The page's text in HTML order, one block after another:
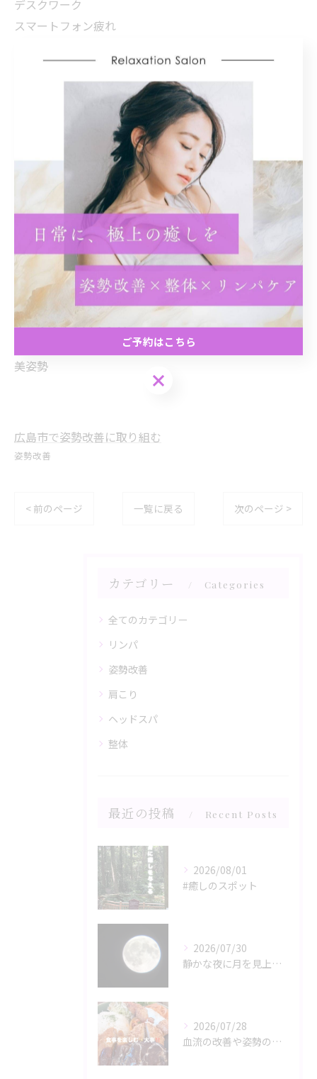
デスクワーク
スマートフォン疲れ
生活習慣
フィットネス
ダイエット
健康管理
健康維持
バランス生活
ワークライフバランス
美姿勢
広島市で姿勢改善に取り組む
姿勢改善
< 前のページ 一覧に戻る 次のページ >
カテゴリー Categories
全てのカテゴリー
リンパ
姿勢改善
肩こり
ヘッドスパ
整体
最近の投稿 Recent Posts
2026/08/01
#癒しのスポット
2026/07/30
静かな夜に月を見上げるひととき、心と体がリラックスモードに誘...
2026/07/28
血流の改善や姿勢の調整が、日々の健康を支える鍵。
ご予約はこちら
ご予約はこちら